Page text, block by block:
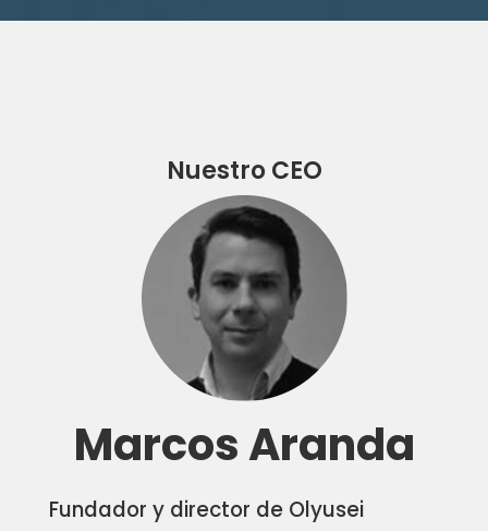
Nuestro CEO
Marcos Aranda
Fundador y director de Olyusei